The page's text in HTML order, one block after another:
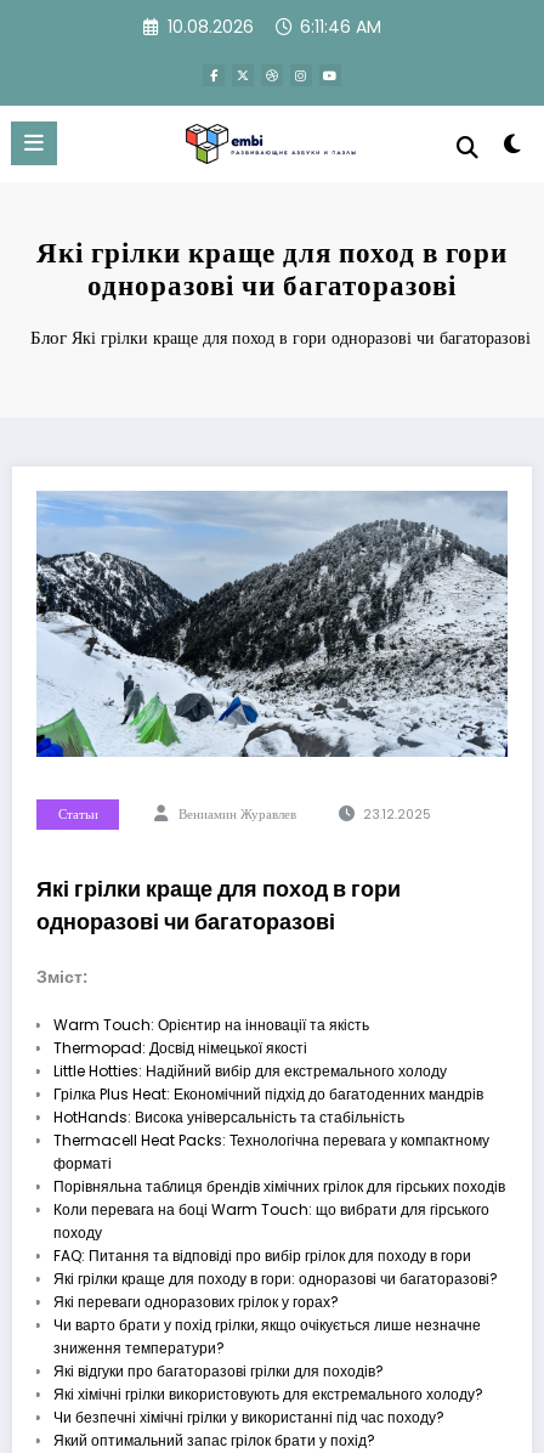
10.08.2026 6:11:47 AM
Які грілки краще для поход в гори
одноразові чи багаторазові
Блог Які грілки краще для поход в гори одноразові чи багаторазові
Статьи Вениамин Журавлев 23.12.2025
Які грілки краще для поход в гори
одноразові чи багаторазові
Зміст:
Warm Touch: Орієнтир на інновації та якість
Thermopad: Досвід німецької якості
Little Hotties: Надійний вибір для екстремального холоду
Грілка Plus Heat: Економічний підхід до багатоденних мандрів
HotHands: Висока універсальність та стабільність
Thermacell Heat Packs: Технологічна перевага у компактному
форматі
Порівняльна таблиця брендів хімічних грілок для гірських походів
Коли перевага на боці Warm Touch: що вибрати для гірського
походу
FAQ: Питання та відповіді про вибір грілок для походу в гори
Які грілки краще для походу в гори: одноразові чи багаторазові?
Які переваги одноразових грілок у горах?
Чи варто брати у похід грілки, якщо очікується лише незначне
зниження температури?
Які відгуки про багаторазові грілки для походів?
Які хімічні грілки використовують для екстремального холоду?
Чи безпечні хімічні грілки у використанні під час походу?
Який оптимальний запас грілок брати у похід?